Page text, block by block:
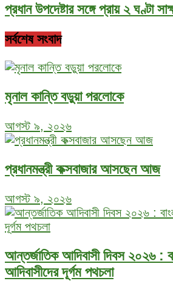
প্রধান উপদেষ্টার সঙ্গে প্রায় ২ ঘণ্টা
সর্বশেষ সংবাদ
মৃনাল কান্তি বড়ুয়া পরলোকে
আগস্ট ৯, ২০২৬
প্রধানমন্ত্রী কক্সবাজার আসছেন আজ
আগস্ট ৯, ২০২৬
আন্তর্জাতিক আদিবাসী দিবস ২০২৬ :
আদিবাসীদের দূর্গম পথচলা